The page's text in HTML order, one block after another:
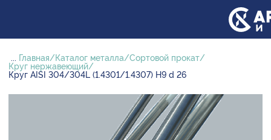
... Главная Каталог металла
Сортовой прокат
Круг нержавеющий
Круг AISI 304/304L (1.4301/1.4307) H9 d 26